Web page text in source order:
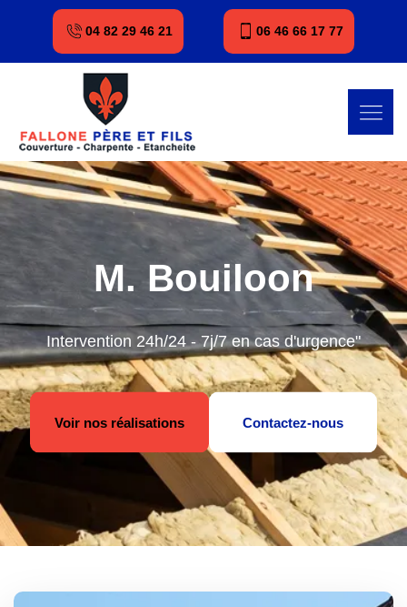
04 82 29 46 21 06 46 66 17 77
M. Bouiloon
Intervention 24h/24 - 7j/7 en cas d'urgence"
Voir nos réalisations Contactez-nous